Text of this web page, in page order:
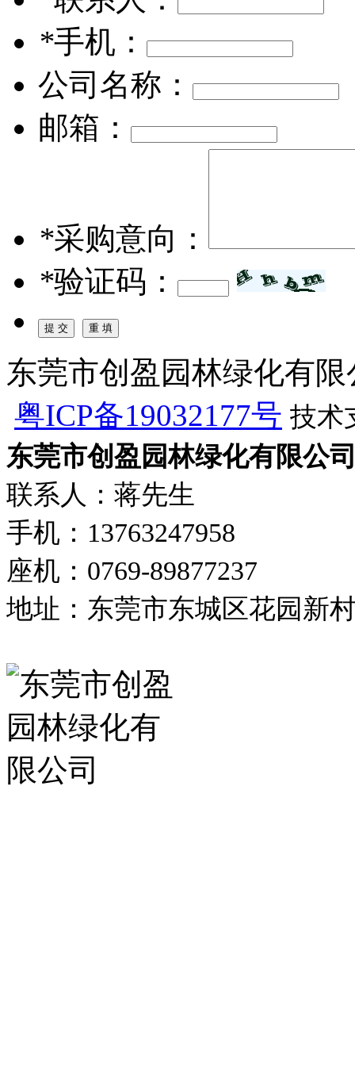
*手机：
公司名称：
邮箱：
*采购意向：
*验证码：
东莞市创盈园林绿化有
粤ICP备19032177号 技术
东莞市创盈园林绿化有限公
联系人：蒋先生
手机：13763247958
座机：0769-89877237
地址：东莞市东城区花园新